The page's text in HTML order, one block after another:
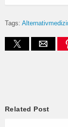
Tags:
Related Post